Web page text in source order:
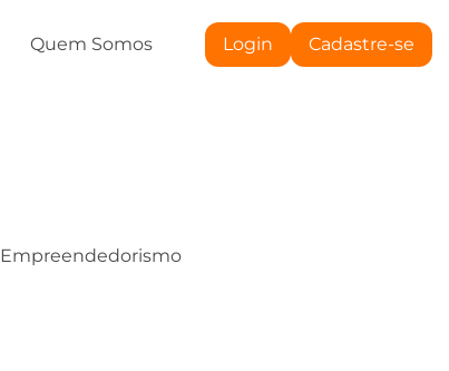
Quem Somos Login Cadastre-se
Empreendedorismo